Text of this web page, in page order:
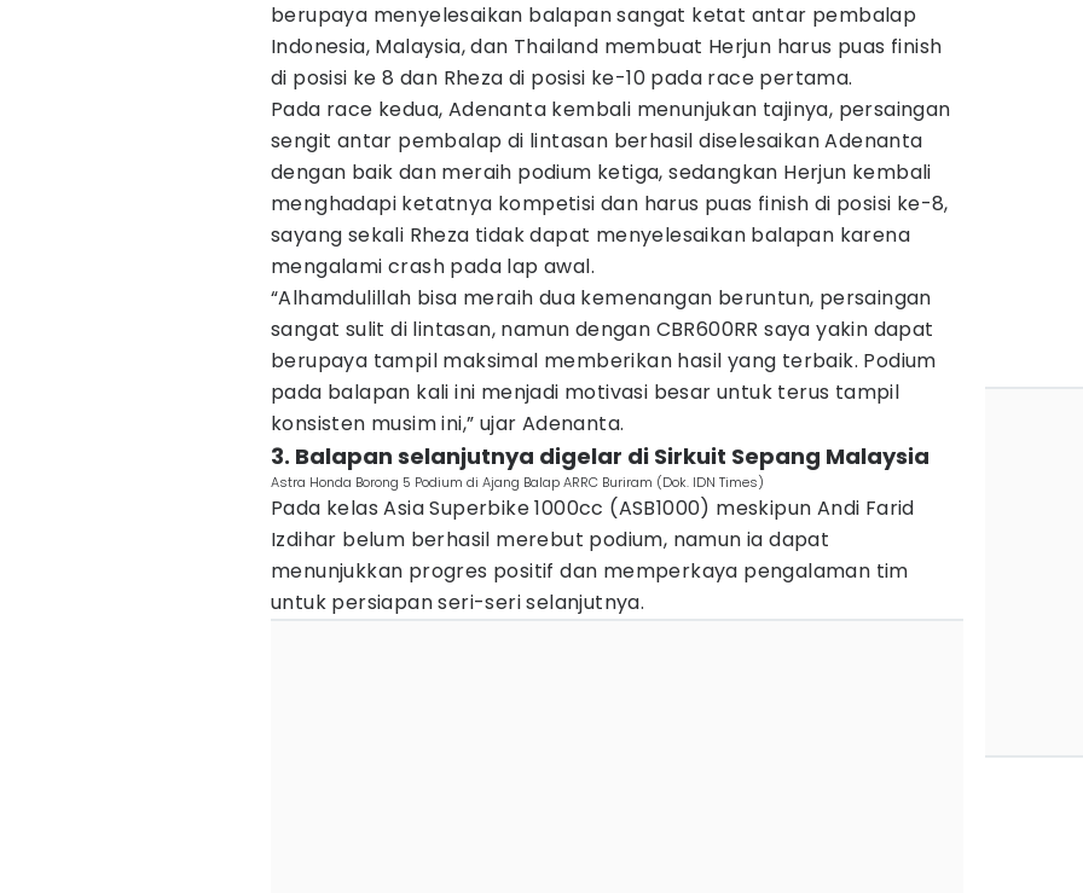
berupaya menyelesaikan balapan sangat ketat antar pembalap
Indonesia, Malaysia, dan Thailand membuat Herjun harus puas finish
di posisi ke 8 dan Rheza di posisi ke-10 pada race pertama.
Pada race kedua, Adenanta kembali menunjukan tajinya, persaingan
sengit antar pembalap di lintasan berhasil diselesaikan Adenanta
dengan baik dan meraih podium ketiga, sedangkan Herjun kembali
menghadapi ketatnya kompetisi dan harus puas finish di posisi ke-8,
sayang sekali Rheza tidak dapat menyelesaikan balapan karena
mengalami crash pada lap awal.
“Alhamdulillah bisa meraih dua kemenangan beruntun, persaingan
sangat sulit di lintasan, namun dengan CBR600RR saya yakin dapat
berupaya tampil maksimal memberikan hasil yang terbaik. Podium
pada balapan kali ini menjadi motivasi besar untuk terus tampil
konsisten musim ini,” ujar Adenanta.
3. Balapan selanjutnya digelar di Sirkuit Sepang Malaysia
Astra Honda Borong 5 Podium di Ajang Balap ARRC Buriram (Dok. IDN Times)
Pada kelas Asia Superbike 1000cc (ASB1000) meskipun Andi Farid
Izdihar belum berhasil merebut podium, namun ia dapat
menunjukkan progres positif dan memperkaya pengalaman tim
untuk persiapan seri-seri selanjutnya.